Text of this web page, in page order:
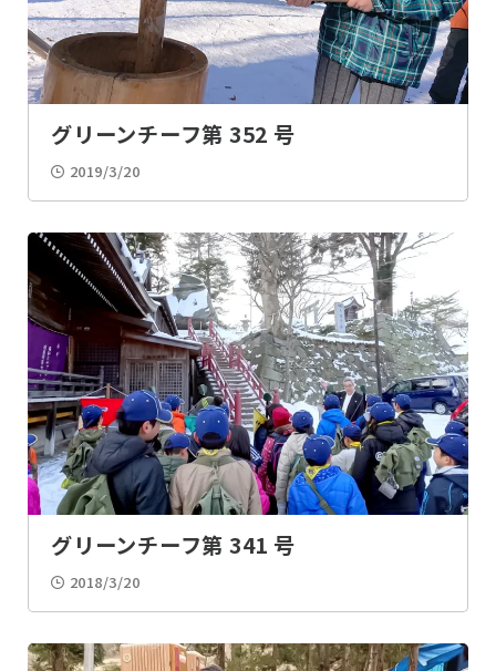
グリーンチーフ第 352 号
2019/3/20
グリーンチーフ第 341 号
2018/3/20